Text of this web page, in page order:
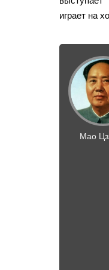
играет на
Мао